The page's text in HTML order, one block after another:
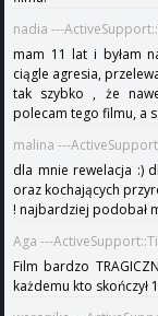
nadia ---
mam 11 lat i byłam
ciągle agresia,
tak szybko , że
polecam tego filmu, a
malina ---
dla mnie rewelacja :)
oraz kochających
! najbardziej podobał
Aga ---
Film bardzo
każdemu kto skończył